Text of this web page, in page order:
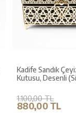
Kadife Sandık
Kutusu, Desenli
1.100,00 TL
880,00 TL